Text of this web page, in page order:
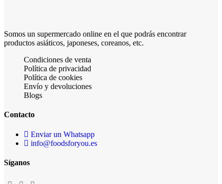
Somos un supermercado online en el que podrás encontrar
productos asiáticos, japoneses, coreanos, etc.
Condiciones de venta
Política de privacidad
Política de cookies
Envío y devoluciones
Blogs
Contacto
Enviar un Whatsapp
info@foodsforyou.es
Síganos